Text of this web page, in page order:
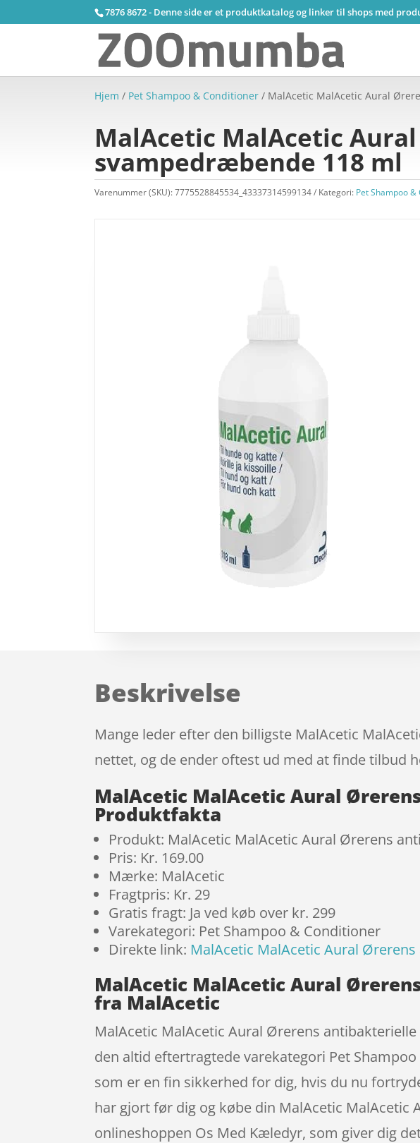
7876 8672 - Denne side er et produktkatalog og linker til shops med
Hjem / Pet Shampoo & Conditioner / MalAcetic MalAcetic Aural
MalAcetic MalAcetic
svampedræbende 118 ml
Varenummer (SKU):7775528845534_43337314599134 Kategori: Pet Shampoo
Beskrivelse
Mange leder efter den billigste MalAcetic
nettet, og de ender oftest ud med at finde tilbud
MalAcetic MalAcetic Aural
Produktfakta
Produkt: MalAcetic MalAcetic Aural Ørerens
Pris: Kr. 169.00
Mærke: MalAcetic
Fragtpris: Kr. 29
Gratis fragt: Ja ved køb over kr. 299
Varekategori: Pet Shampoo & Conditioner
Direkte link: MalAcetic MalAcetic Aural
MalAcetic MalAcetic Aural
fra MalAcetic
MalAcetic MalAcetic Aural Ørerens
den altid eftertragtede varekategori Pet
som er en fin sikkerhed for dig, hvis du nu
har gjort før dig og købe din MalAcetic
onlineshoppen Os Med Kæledyr, som giver dig